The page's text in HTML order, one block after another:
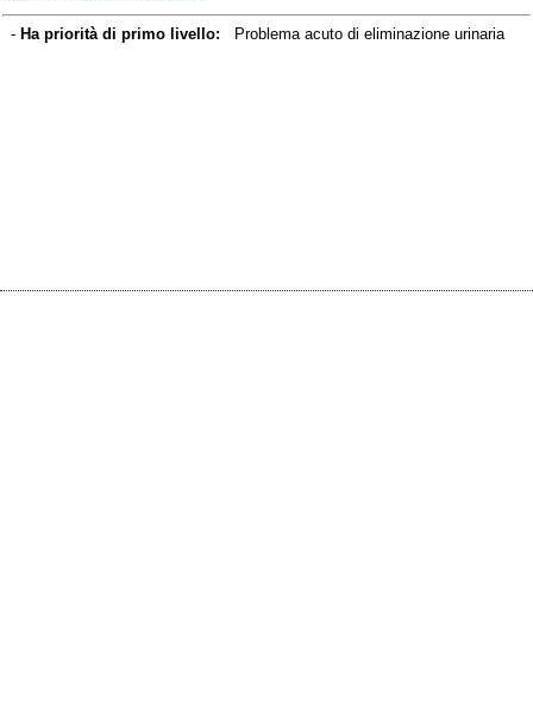
- Ha priorità di primo livello: Problema acuto di eliminazione urinaria